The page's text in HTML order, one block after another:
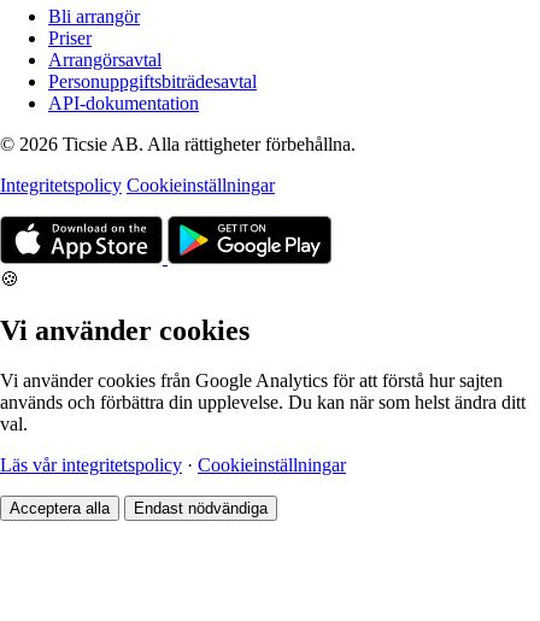
Bli arrangör
Priser
Arrangörsavtal
Personuppgiftsbiträdesavtal
API-dokumentation
© 2026 Ticsie AB. Alla rättigheter förbehållna.
Integritetspolicy Cookieinställningar
🍪
Vi använder cookies
Vi använder cookies från Google Analytics för att förstå hur sajten
används och förbättra din upplevelse. Du kan när som helst ändra ditt
val.
Läs vår integritetspolicy · Cookieinställningar
Acceptera alla Endast nödvändiga